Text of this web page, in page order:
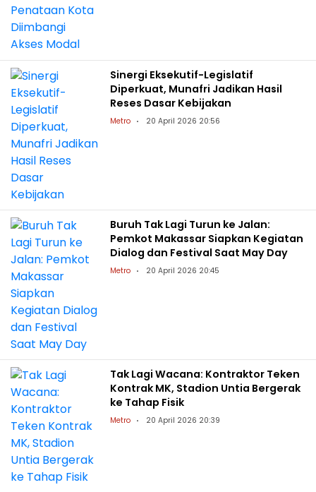
Sinergi Eksekutif-Legislatif
Diperkuat, Munafri Jadikan Hasil
Reses Dasar Kebijakan
Metro 20 April 2026 20:56
Buruh Tak Lagi Turun ke Jalan:
Pemkot Makassar Siapkan Kegiatan
Dialog dan Festival Saat May Day
Metro 20 April 2026 20:45
Tak Lagi Wacana: Kontraktor Teken
Kontrak MK, Stadion Untia Bergerak
ke Tahap Fisik
Metro 20 April 2026 20:39